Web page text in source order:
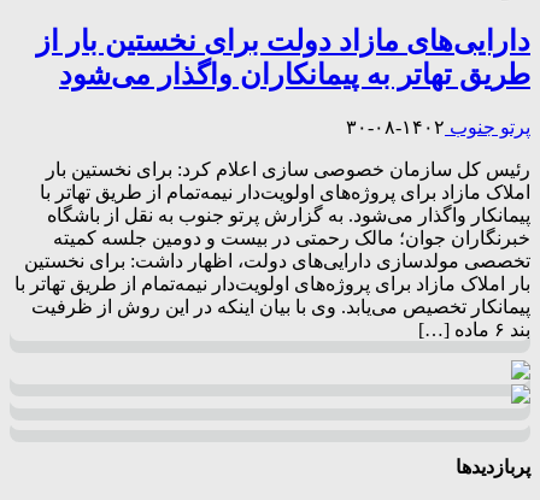
دارایی‌های مازاد دولت برای نخستین بار از
طریق تهاتر به پیمانکاران واگذار می‌شود
پرتو جنوب ۱۴۰۲-۰۸-۳۰
رئیس کل سازمان خصوصی سازی اعلام کرد: برای نخستین بار
املاک مازاد برای پروژه‌های اولویت‌دار نیمه‌تمام از طریق تهاتر با
پیمانکار واگذار می‌شود. به گزارش پرتو جنوب به نقل از باشگاه
خبرنگاران جوان؛ مالک رحمتی در بیست و دومین جلسه کمیته
تخصصی مولدسازی دارایی‌های دولت، اظهار داشت: برای نخستین
بار املاک مازاد برای پروژه‌های اولویت‌دار نیمه‌تمام از طریق تهاتر با
پیمانکار تخصیص می‌یابد. وی با بیان اینکه در این روش از ظرفیت
بند ۶ ماده […]
پربازدیدها